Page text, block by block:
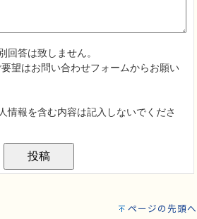
ページの先頭へ